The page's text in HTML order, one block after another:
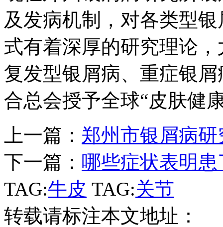
及发病机制，对各类型
式有着深厚的研究理论
复发型银屑病、重症银
合总会授予全球“皮肤健
上一篇： 郑州市银屑病
下一篇： 哪些症状表明
TAG:牛皮 TAG:关节
转载请标注本文地址：